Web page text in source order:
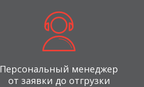
Персональный менеджер
от заявки до отгрузки